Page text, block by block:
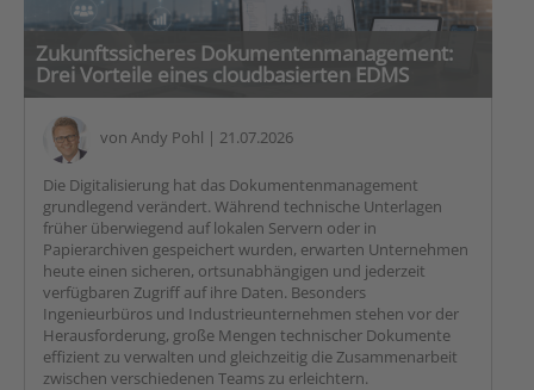
Zukunftssicheres Dokumentenmanagement:
Drei Vorteile eines cloudbasierten EDMS
von Andy Pohl | 21.07.2026
Die Digitalisierung hat das Dokumentenmanagement
grundlegend verändert. Während technische Unterlagen
früher überwiegend auf lokalen Servern oder in
Papierarchiven gespeichert wurden, erwarten Unternehmen
heute einen sicheren, ortsunabhängigen und jederzeit
verfügbaren Zugriff auf ihre Daten. Besonders
Ingenieurbüros und Industrieunternehmen stehen vor der
Herausforderung, große Mengen technischer Dokumente
effizient zu verwalten und gleichzeitig die Zusammenarbeit
zwischen verschiedenen Teams zu erleichtern.